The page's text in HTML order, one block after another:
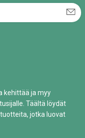
kehittää ja myy
Täältä löydät
jotka luovat